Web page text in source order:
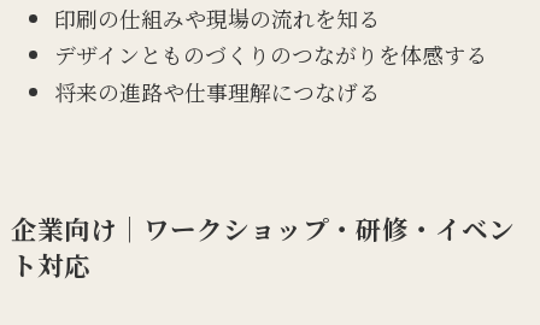
印刷の仕組みや現場の流れを知る
デザインとものづくりのつながりを体感する
将来の進路や仕事理解につなげる
企業向け｜ワークショップ・研修・イベン
ト対応